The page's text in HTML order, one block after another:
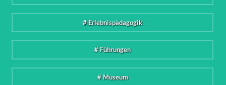
# Erlebnispädagogik
# Führungen
# Museum